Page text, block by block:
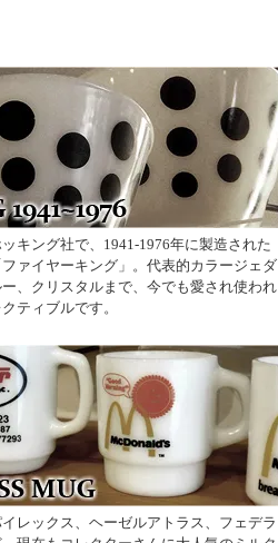
キング社で、1941-1976年に製造された
ァイヤーキング」。代表的カラージェダ
、クリスタルまで、今でも愛され使われ
ティブルです。
レックス、ヘーゼルアトラス、フェデラ